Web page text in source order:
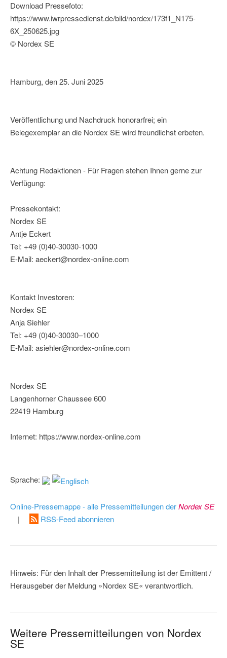
Download Pressefoto:
https://www.iwrpressedienst.de/bild/nordex/173f1_N175-
6X_250625.jpg
© Nordex SE
Hamburg, den 25. Juni 2025
Veröffentlichung und Nachdruck honorarfrei; ein
Belegexemplar an die Nordex SE wird freundlichst erbeten.
Achtung Redaktionen - Für Fragen stehen Ihnen gerne zur
Verfügung:
Pressekontakt:
Nordex SE
Antje Eckert
Tel: +49 (0)40-30030-1000
E-Mail: aeckert@nordex-online.com
Kontakt Investoren:
Nordex SE
Anja Siehler
Tel: +49 (0)40-30030–1000
E-Mail: asiehler@nordex-online.com
Nordex SE
Langenhorner Chaussee 600
22419 Hamburg
Internet: https://www.nordex-online.com
Sprache:
Online-Pressemappe - alle Pressemitteilungen derNordex SE
|
RSS-Feed abonnieren
Hinweis: Für den Inhalt der Pressemitteilung ist der Emittent /
Herausgeber der Meldung »Nordex SE« verantwortlich.
Weitere Pressemitteilungen von Nordex
SE